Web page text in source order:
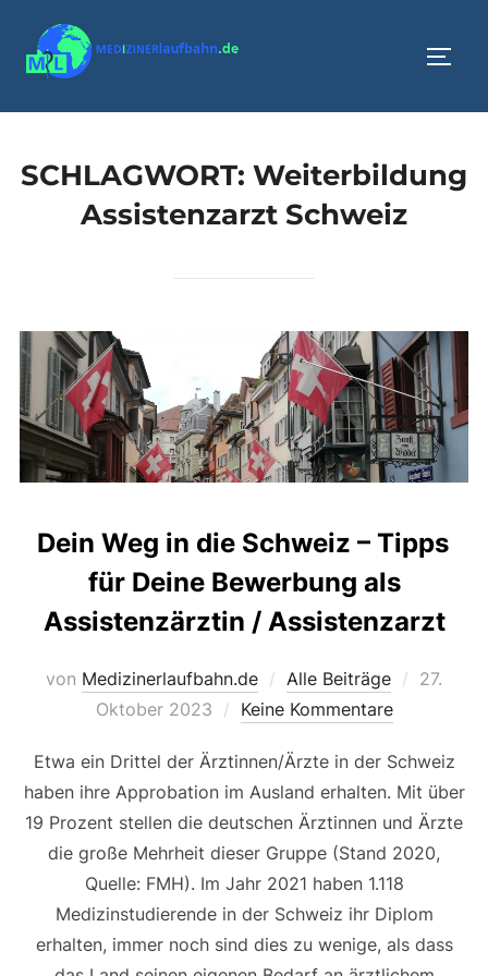
Inhalt
springen
SCHLAGWORT: Weiterbildung
Assistenzarzt Schweiz
Dein Weg in die Schweiz – Tipps
für Deine Bewerbung als
Assistenzärztin / Assistenzarzt
von Medizinerlaufbahn.de Alle Beiträge
27.
Oktober 2023
Keine Kommentare
Etwa ein Drittel der Ärztinnen/Ärzte in der Schweiz
haben ihre Approbation im Ausland erhalten. Mit über
19 Prozent stellen die deutschen Ärztinnen und Ärzte
die große Mehrheit dieser Gruppe (Stand 2020,
Quelle: FMH). Im Jahr 2021 haben 1.118
Medizinstudierende in der Schweiz ihr Diplom
erhalten, immer noch sind dies zu wenige, als dass